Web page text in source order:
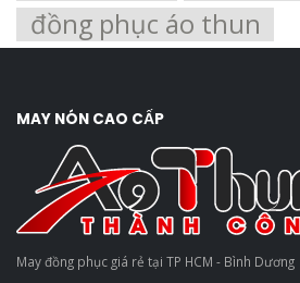
đồng phục áo thun
MAY NÓN CAO CẤP
May đồng phục giá rẻ tại TP HCM - Bình Dương